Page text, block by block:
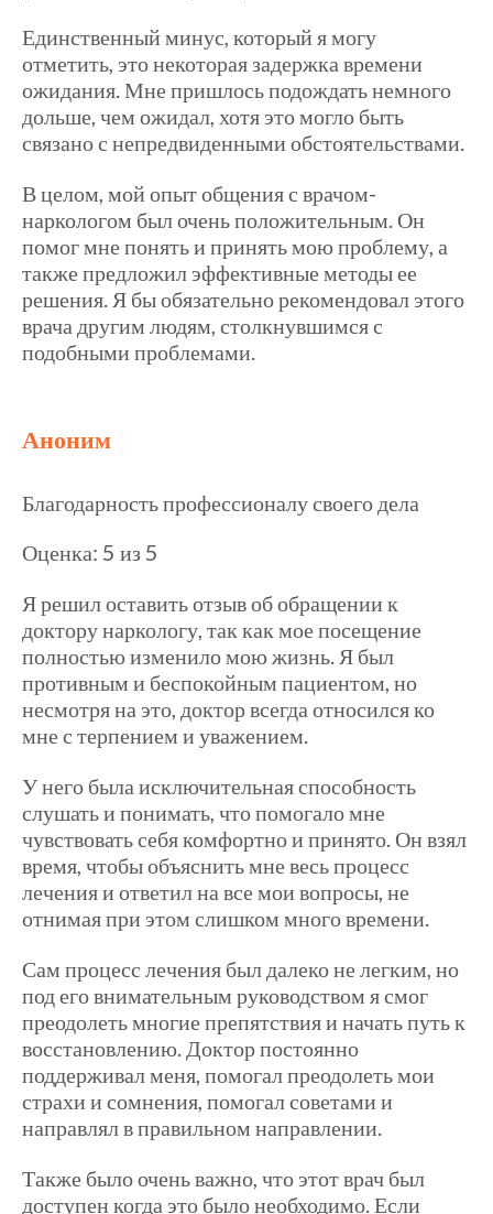
Единственный минус, который я могу
отметить, это некоторая задержка времени
ожидания. Мне пришлось подождать немного
дольше, чем ожидал, хотя это могло быть
связано с непредвиденными обстоятельствами.
В целом, мой опыт общения с врачом-
наркологом был очень положительным. Он
помог мне понять и принять мою проблему, а
также предложил эффективные методы ее
решения. Я бы обязательно рекомендовал этого
врача другим людям, столкнувшимся с
подобными проблемами.
Аноним
Благодарность профессионалу своего дела
Оценка: 5 из 5
Я решил оставить отзыв об обращении к
доктору наркологу, так как мое посещение
полностью изменило мою жизнь. Я был
противным и беспокойным пациентом, но
несмотря на это, доктор всегда относился ко
мне с терпением и уважением.
У него была исключительная способность
слушать и понимать, что помогало мне
чувствовать себя комфортно и принято. Он взял
время, чтобы объяснить мне весь процесс
лечения и ответил на все мои вопросы, не
отнимая при этом слишком много времени.
Сам процесс лечения был далеко не легким, но
под его внимательным руководством я смог
преодолеть многие препятствия и начать путь к
восстановлению. Доктор постоянно
поддерживал меня, помогал преодолеть мои
страхи и сомнения, помогал советами и
направлял в правильном направлении.
Также было очень важно, что этот врач был
доступен когда это было необходимо. Если